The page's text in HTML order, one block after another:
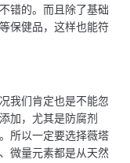
错的。而且除了基础
保健品，这样也能符
我们肯定也是不能忽
加，尤其是防腐剂
所以一定要选择薇塔
微量元素都是从天然